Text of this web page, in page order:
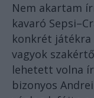
Nem akartam
kavaró
konkrét
vagyok
lehetett volna
bizonyos